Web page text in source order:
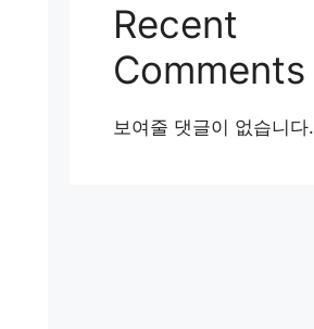
Recent
Comments
보여줄 댓글이 없습니다.